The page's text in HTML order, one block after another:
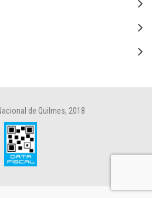
de Quilmes, 2018